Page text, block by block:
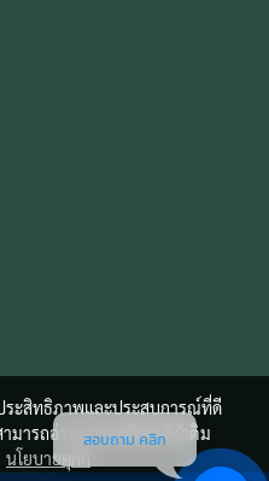
ระสิทธิภาพและประสบการณ์ที่ดี
มารถอ่านรายละเอียดเพิ่มเติม
นโยบายคุกกี้
สอบถาม คลิก